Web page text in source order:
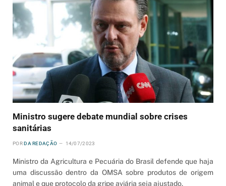
Ministro sugere debate mundial sobre crises
sanitárias
POR DA REDAÇÃO 14/07/2023
Ministro da Agricultura e Pecuária do Brasil defende que haja
uma discussão dentro da OMSA sobre produtos de origem
animal e que protocolo da gripe aviária seja ajustado.